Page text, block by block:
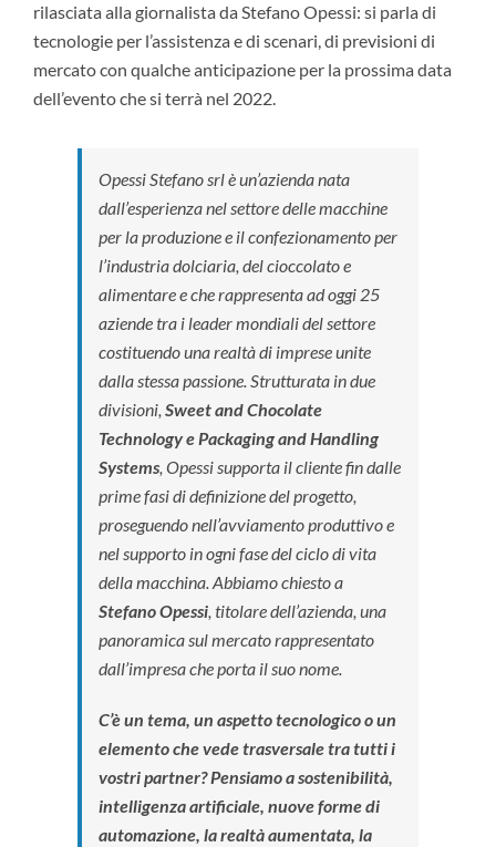
rilasciata alla giornalista da Stefano Opessi: si parla di
tecnologie per l’assistenza e di scenari, di previsioni di
mercato con qualche anticipazione per la prossima data
dell’evento che si terrà nel 2022.
Opessi Stefano srl è un’azienda nata
dall’esperienza nel settore delle macchine
per la produzione e il confezionamento per
l’industria dolciaria, del cioccolato e
alimentare e che rappresenta ad oggi 25
aziende tra i leader mondiali del settore
costituendo una realtà di imprese unite
dalla stessa passione. Strutturata in due
divisioni, Sweet and Chocolate
TechnologyePackaging and Handling
Systems, Opessi supporta il cliente fin dalle
prime fasi di definizione del progetto,
proseguendo nell’avviamento produttivo e
nel supporto in ogni fase del ciclo di vita
della macchina.Abbiamo chiesto a
Stefano Opessi, titolare dell’azienda, una
panoramica sul mercato rappresentato
dall’impresa che porta il suo nome.
C’è un tema, un aspetto tecnologico o un
elemento che vede trasversale tra tutti i
vostri partner? Pensiamo a sostenibilità,
intelligenza artificiale, nuove forme di
automazione, la realtà aumentata, la